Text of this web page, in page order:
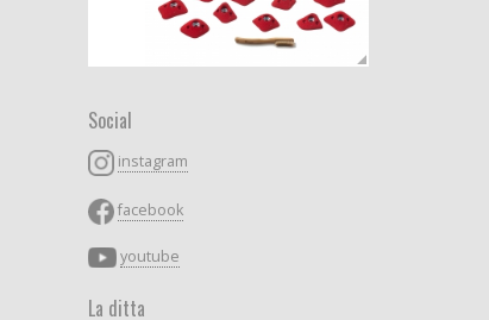
Social
instagram
facebook
youtube
La ditta